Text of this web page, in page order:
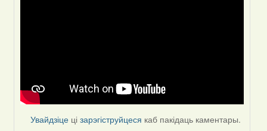
Увайдзіце цізарэгіструйцеся каб пакідаць каментары.